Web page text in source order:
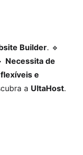
Builder. 🔹
Necessita de
e
a UltaHost.